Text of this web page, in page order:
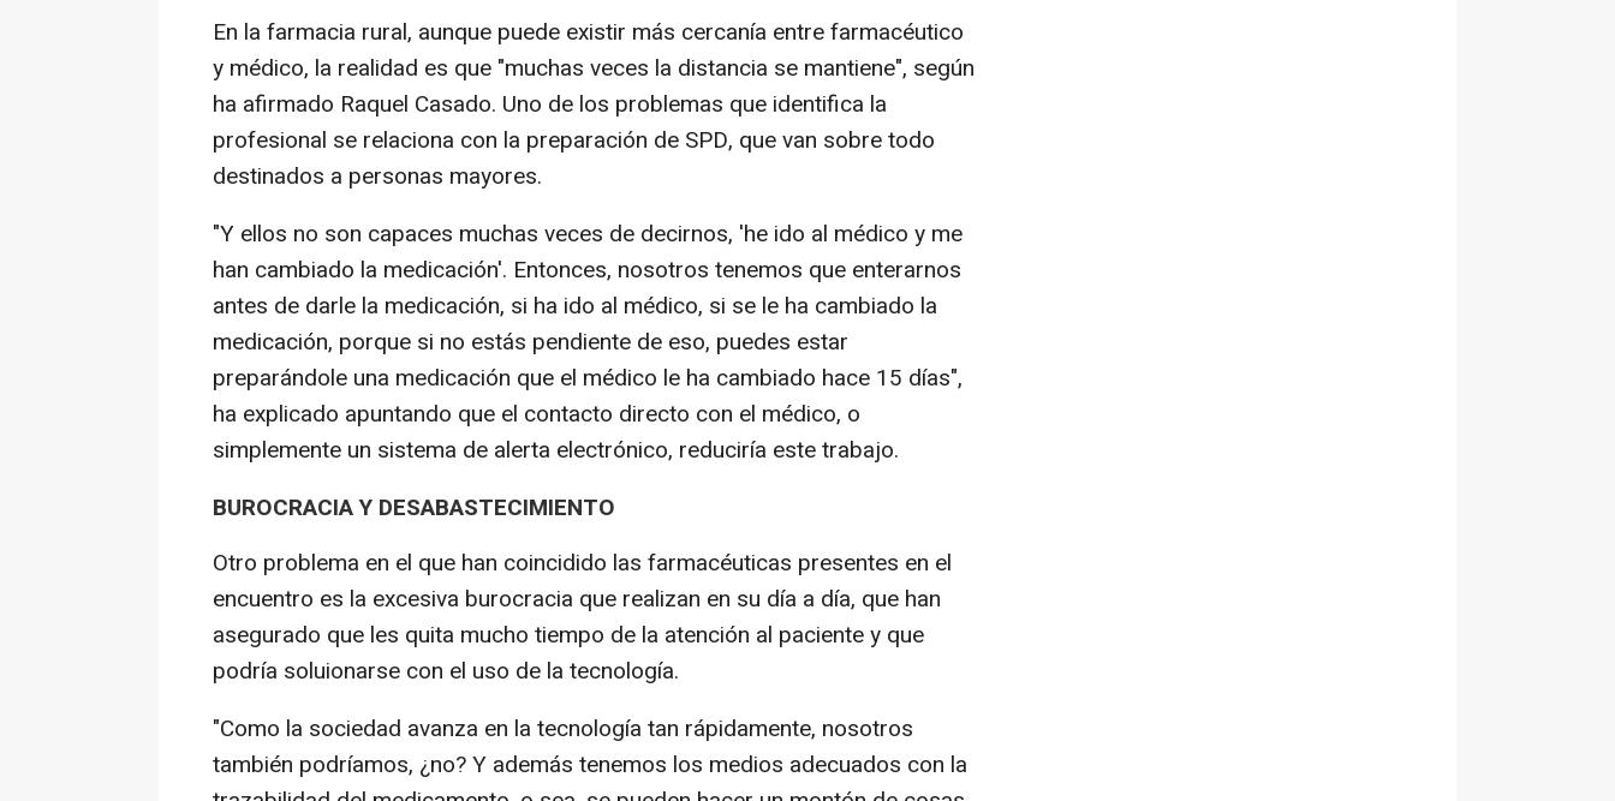
En la farmacia rural, aunque puede existir más cercanía entre farmacéutico
y médico, la realidad es que "muchas veces la distancia se mantiene", según
ha afirmado Raquel Casado. Uno de los problemas que identifica la
profesional se relaciona con la preparación de SPD, que van sobre todo
destinados a personas mayores.
"Y ellos no son capaces muchas veces de decirnos, 'he ido al médico y me
han cambiado la medicación'. Entonces, nosotros tenemos que enterarnos
antes de darle la medicación, si ha ido al médico, si se le ha cambiado la
medicación, porque si no estás pendiente de eso, puedes estar
preparándole una medicación que el médico le ha cambiado hace 15 días",
ha explicado apuntando que el contacto directo con el médico, o
simplemente un sistema de alerta electrónico, reduciría este trabajo.
BUROCRACIA Y DESABASTECIMIENTO
Otro problema en el que han coincidido las farmacéuticas presentes en el
encuentro es la excesiva burocracia que realizan en su día a día, que han
asegurado que les quita mucho tiempo de la atención al paciente y que
podría soluionarse con el uso de la tecnología.
"Como la sociedad avanza en la tecnología tan rápidamente, nosotros
también podríamos, ¿no? Y además tenemos los medios adecuados con la